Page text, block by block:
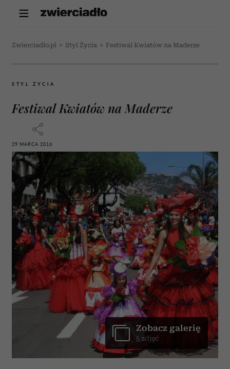
Zwierciadlo.pl > Styl Życia > Festiwal Kwiatów na Maderze
STYL ŻYCIA
Festiwal Kwiatów na Maderze
29 MARCA 2016
Zobacz galerię
5 zdjęć